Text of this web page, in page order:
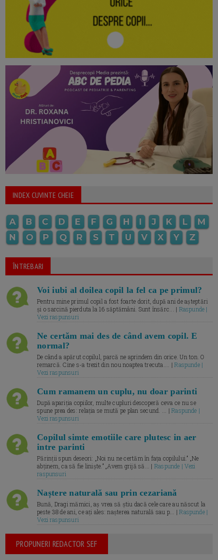
INDEX CUVINTE CHEIE
A B C D E F G H I J K L
M
N
O P Q R S T U V X Y Z
ÎNTREBARI
Voi iubi al doilea copil la fel ca pe primul?
Pentru mine primul copil a fost foarte dorit, după ani de așteptări
și o sarcină pierduta la 16 săptămâni. Sunt însărc... | Raspunde |
Vezi raspunsuri
Ne certăm mai des de când avem copil. E
normal?
De când a apărut copilul, parcă ne aprindem din orice. Un ton. O
remarcă. Cine s-a trezit din nou noaptea trecuta.... |Raspunde |
Vezi raspunsuri
Cum ramanem un cuplu, nu doar parinti
După apariția copiilor, multe cupluri descoperă ceva ce nu se
spune prea des: relația se mută pe plan secund. ... |Raspunde |
Vezi raspunsuri
Copilul simte emotiile care plutesc in aer
intre parinti
Părinții spun deseori: „Noi nu ne certăm în fața copilului.” „Ne
abținem, ca să fie liniște.” „Avem grijă să... | Raspunde | Vezi
raspunsuri
Naștere naturală sau prin cezariană
Bună, Dragi mămici, aș vrea să știu dacă cele care au născut la
peste 38 de ani, ce ați ales: nașterea naturală sau p... |Raspunde |
Vezi raspunsuri
PROPUNERI REDACTOR SEF